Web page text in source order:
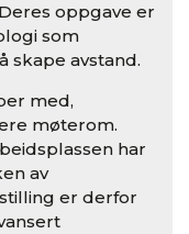
oppgave er
som
skape avstand.
med,
møterom.
har
av
er derfor